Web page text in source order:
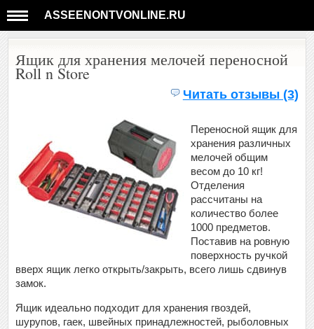
ASSEENONTVONLINE.RU
Ящик для хранения мелочей переносной
Roll n Store
Читать отзывы (3)
Переносной ящик для
хранения различных
мелочей общим
весом до 10 кг!
Отделения
рассчитаны на
количество более
1000 предметов.
Поставив на ровную
поверхность ручкой
вверх ящик легко открыть/закрыть, всего лишь сдвинув
замок.
Ящик идеально подходит для хранения гвоздей,
шурупов, гаек, швейных принадлежностей, рыболовных